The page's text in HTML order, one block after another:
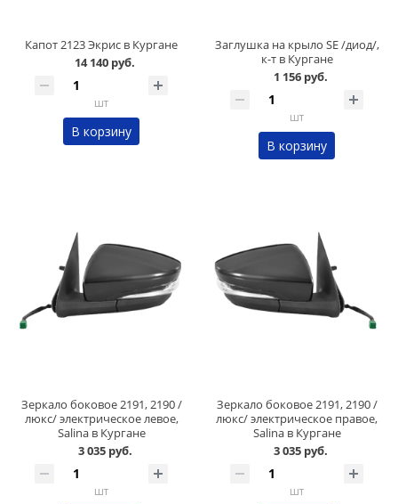
Капот 2123 Экрис в Кургане
14 140 руб.
шт
В корзину
Заглушка на крыло SE /диод/,
к-т в Кургане
1 156 руб.
шт
В корзину
Зеркало боковое 2191, 2190 /
люкс/ электрическое левое,
Salina в Кургане
3 035 руб.
шт
Зеркало боковое 2191, 2190 /
люкс/ электрическое правое,
Salina в Кургане
3 035 руб.
шт